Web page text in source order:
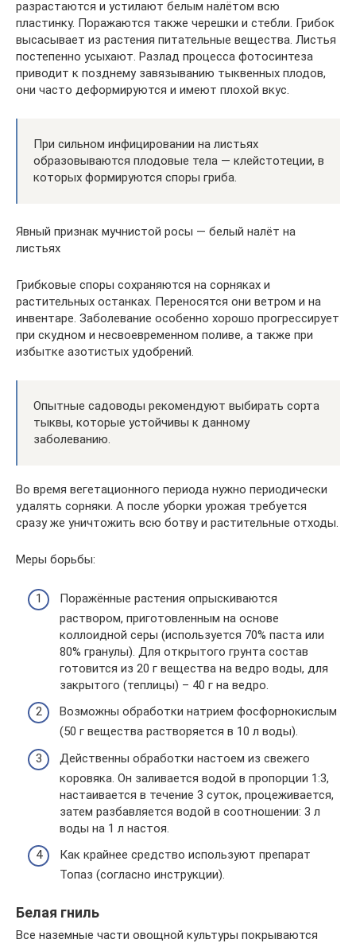
разрастаются и устилают белым налётом всю
пластинку. Поражаются также черешки и стебли. Грибок
высасывает из растения питательные вещества. Листья
постепенно усыхают. Разлад процесса фотосинтеза
приводит к позднему завязыванию тыквенных плодов,
они часто деформируются и имеют плохой вкус.
При сильном инфицировании на листьях
образовываются плодовые тела — клейстотеции, в
которых формируются споры гриба.
Явный признак мучнистой росы — белый налёт на
листьях
Грибковые споры сохраняются на сорняках и
растительных останках. Переносятся они ветром и на
инвентаре. Заболевание особенно хорошо прогрессирует
при скудном и несвоевременном поливе, а также при
избытке азотистых удобрений.
Опытные садоводы рекомендуют выбирать сорта
тыквы, которые устойчивы к данному
заболеванию.
Во время вегетационного периода нужно периодически
удалять сорняки. А после уборки урожая требуется
сразу же уничтожить всю ботву и растительные отходы.
Меры борьбы:
Поражённые растения опрыскиваются
раствором, приготовленным на основе
коллоидной серы (используется 70% паста или
80% гранулы). Для открытого грунта состав
готовится из 20 г вещества на ведро воды, для
закрытого (теплицы) – 40 г на ведро.
Возможны обработки натрием фосфорнокислым
(50 г вещества растворяется в 10 л воды).
Действенны обработки настоем из свежего
коровяка. Он заливается водой в пропорции 1:3,
настаивается в течение 3 суток, процеживается,
затем разбавляется водой в соотношении: 3 л
воды на 1 л настоя.
Как крайнее средство используют препарат
Топаз (согласно инструкции).
Белая гниль
Все наземные части овощной культуры покрываются